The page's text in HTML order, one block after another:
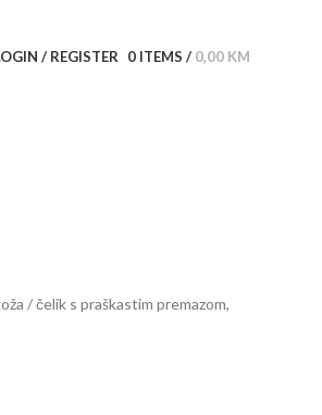
/ REGISTER 0 ITEMS / 0,00 KM
/ čelik s praškastim premazom,